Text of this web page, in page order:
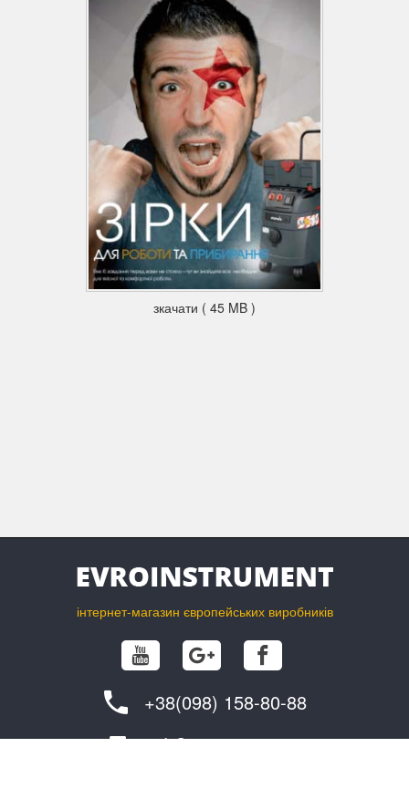
зкачати ( 45 MB )
інтернет-магазин європейських виробників
+38(098) 158-80-88
info@evroinstrument.com